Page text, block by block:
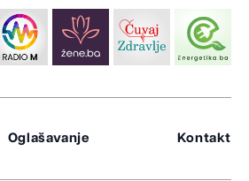
Oglašavanje Kontakt